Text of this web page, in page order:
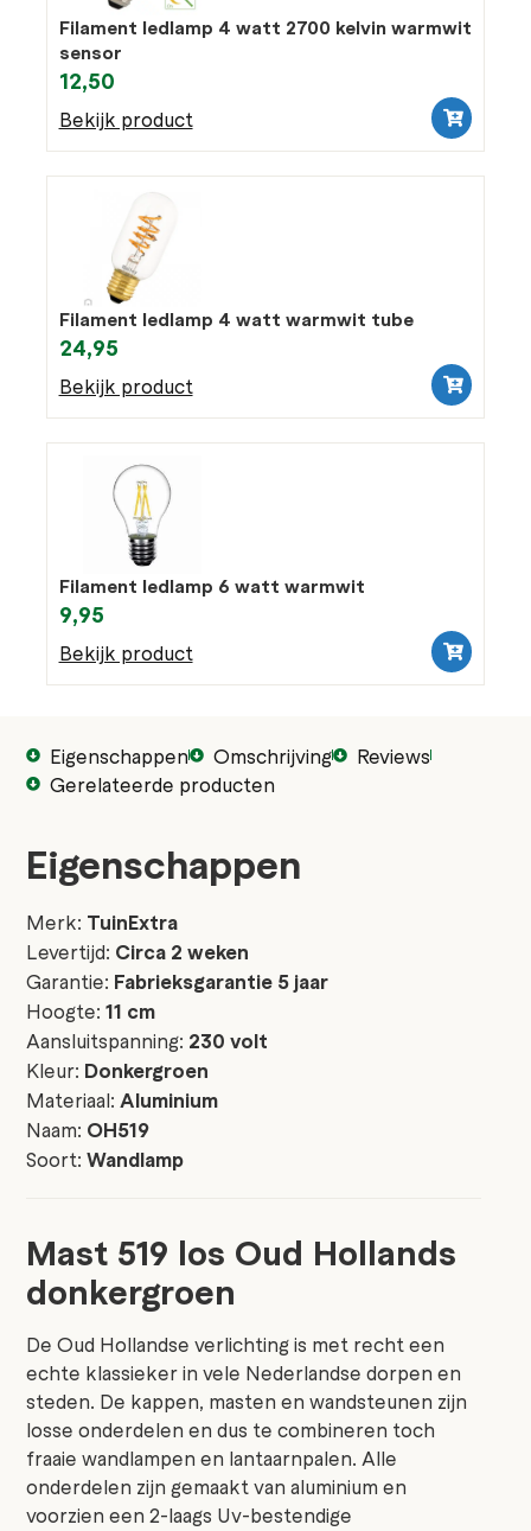
Filament ledlamp 4 watt 2700 kelvin warmwit
sensor
12,50
Bekijk product
Filament ledlamp 4 watt warmwit tube
24,95
Bekijk product
Filament ledlamp 6 watt warmwit
9,95
Bekijk product
Eigenschappen Omschrijving
Reviews
Gerelateerde producten
Eigenschappen
Merk: TuinExtra
Levertijd: Circa 2 weken
Garantie: Fabrieksgarantie 5 jaar
Hoogte:11 cm
Aansluitspanning: 230 volt
Kleur: Donkergroen
Materiaal: Aluminium
Naam: OH519
Soort:Wandlamp
Mast 519 los Oud Hollands
donkergroen
De Oud Hollandse verlichting is met recht een
echte klassieker in vele Nederlandse dorpen en
steden. De kappen, masten en wandsteunen zijn
losse onderdelen en dus te combineren toch
fraaie wandlampen en lantaarnpalen. Alle
onderdelen zijn gemaakt van aluminium en
voorzien een 2-laags Uv-bestendige